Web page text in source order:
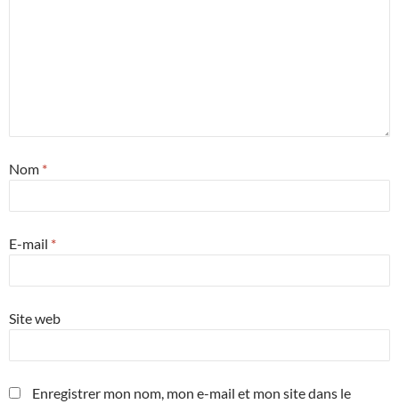
Nom *
E-mail *
Site web
Enregistrer mon nom, mon e-mail et mon site dans le